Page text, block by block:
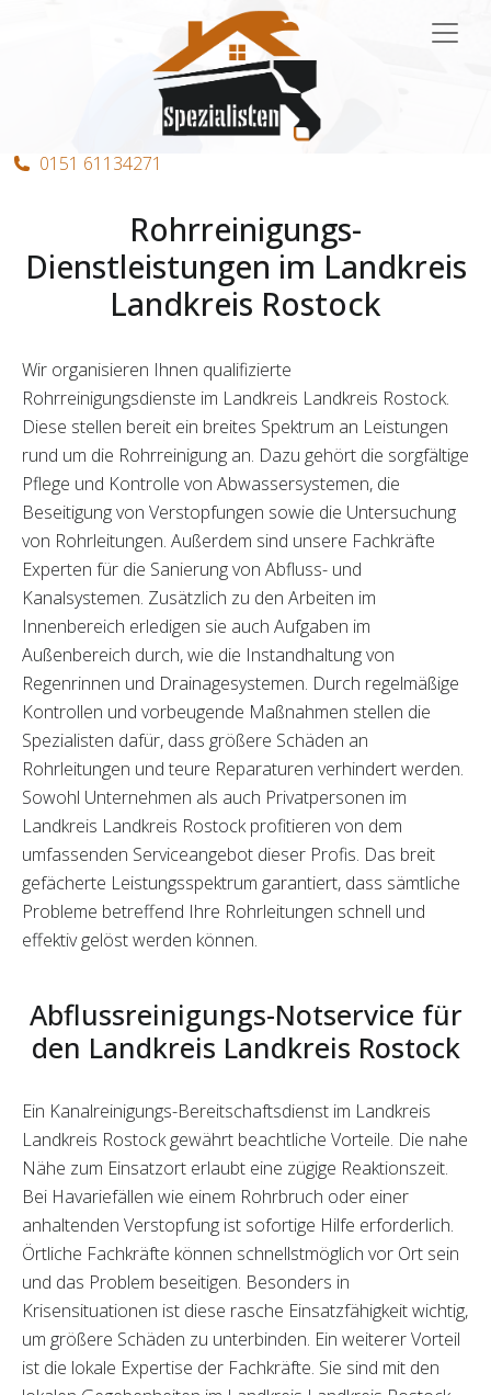
Hauptnavigation
0151 61134271
Rohrreinigungs-
Dienstleistungen im Landkreis
Landkreis Rostock
Wir organisieren Ihnen qualifizierte
Rohrreinigungsdienste im Landkreis Landkreis Rostock.
Diese stellen bereit ein breites Spektrum an Leistungen
rund um die Rohrreinigung an. Dazu gehört die sorgfältige
Pflege und Kontrolle von Abwassersystemen, die
Beseitigung von Verstopfungen sowie die Untersuchung
von Rohrleitungen. Außerdem sind unsere Fachkräfte
Experten für die Sanierung von Abfluss- und
Kanalsystemen. Zusätzlich zu den Arbeiten im
Innenbereich erledigen sie auch Aufgaben im
Außenbereich durch, wie die Instandhaltung von
Regenrinnen und Drainagesystemen. Durch regelmäßige
Kontrollen und vorbeugende Maßnahmen stellen die
Spezialisten dafür, dass größere Schäden an
Rohrleitungen und teure Reparaturen verhindert werden.
Sowohl Unternehmen als auch Privatpersonen im
Landkreis Landkreis Rostock profitieren von dem
umfassenden Serviceangebot dieser Profis. Das breit
gefächerte Leistungsspektrum garantiert, dass sämtliche
Probleme betreffend Ihre Rohrleitungen schnell und
effektiv gelöst werden können.
Abflussreinigungs-Notservice für
den Landkreis Landkreis Rostock
Ein Kanalreinigungs-Bereitschaftsdienst im Landkreis
Landkreis Rostock gewährt beachtliche Vorteile. Die nahe
Nähe zum Einsatzort erlaubt eine zügige Reaktionszeit.
Bei Havariefällen wie einem Rohrbruch oder einer
anhaltenden Verstopfung ist sofortige Hilfe erforderlich.
Örtliche Fachkräfte können schnellstmöglich vor Ort sein
und das Problem beseitigen. Besonders in
Krisensituationen ist diese rasche Einsatzfähigkeit wichtig,
um größere Schäden zu unterbinden. Ein weiterer Vorteil
ist die lokale Expertise der Fachkräfte. Sie sind mit den